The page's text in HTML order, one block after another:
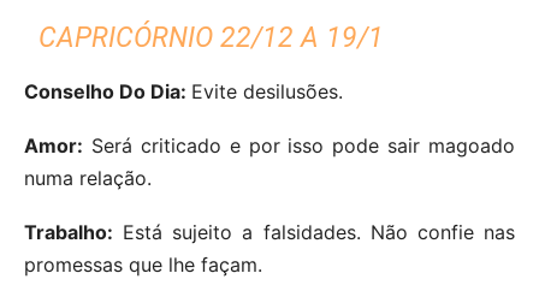
CAPRICÓRNIO 22/12 A 19/1
Conselho Do Dia: Evite desilusões.
Amor: Será criticado e por isso pode sair magoado
numa relação.
Trabalho: Está sujeito a falsidades. Não confie nas
promessas que lhe façam.